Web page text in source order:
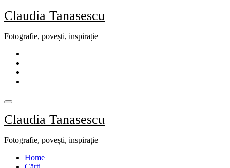
Skip
to
Claudia Tanasescu
Fotografie, povești, inspirație
Claudia Tanasescu
Fotografie, povești, inspirație
Home